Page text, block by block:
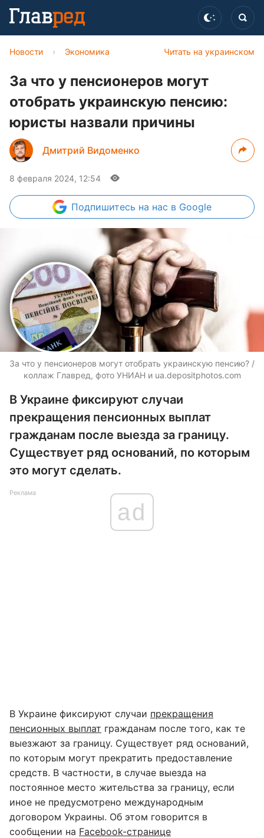
Читать на украинском
Новости › Экономика
За что у пенсионеров могут
отобрать украинскую пенсию:
юристы назвали причины
Дмитрий Видоменко
8 февраля 2024, 12:54
Подпишитесь на нас в Google
За что у пенсионеров могут отобрать украинскую пенсию? /
коллаж Главред, фото УНИАН и ua.depositphotos.com
В Украине фиксируют случаи
прекращения пенсионных выплат
гражданам после выезда за границу.
Существует ряд оснований, по которым
это могут сделать.
Реклама
ad
В Украине фиксируют случаи прекращения
пенсионных выплат гражданам после того, как те
выезжают за границу. Существует ряд оснований,
по которым могут прекратить предоставление
средств. В частности, в случае выезда на
постоянное место жительства за границу, если
иное не предусмотрено международным
договором Украины. Об этом говорится в
сообщении на Facebook-странице